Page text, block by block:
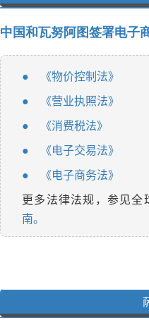
中国和瓦努阿图签署电子
● 《物价控制法》
● 《营业执照法》
● 《消费税法》
● 《电子交易法》
●
《电子商务法》
更多法律法规，参见全
南。